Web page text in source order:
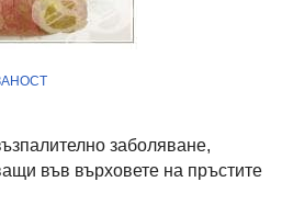
заболяване,
във върховете на пръстите